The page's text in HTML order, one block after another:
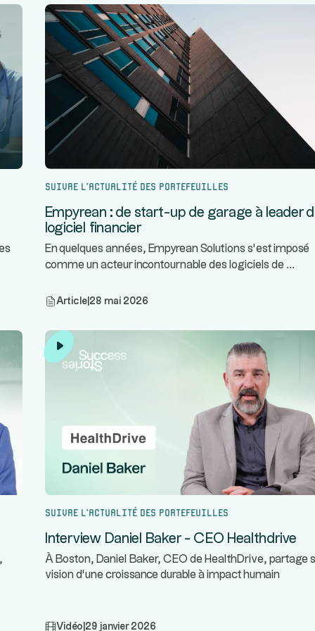
Suivre l’actualité des portefeuilles
Empyrean : de start-up de garage à leader
logiciel financier
En quelques années, Empyrean Solutions s’est imposé
comme un acteur incontournable des logiciels de ...
Article 28 mai 2026
Suivre l’actualité des portefeuilles
Interview Daniel Baker - CEO Healthdrive
À Boston, Daniel Baker, CEO de HealthDrive, partage
vision d’une croissance durable à impact humain
Vidéo 29 janvier 2026